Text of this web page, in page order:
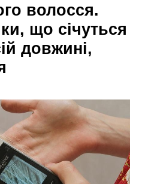
волосся.
що січуться
довжині,